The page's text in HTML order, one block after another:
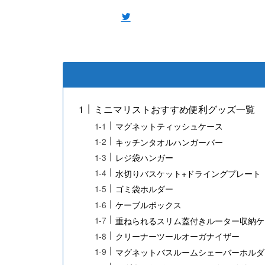
ミニマリストおすすめ便利グッズ一覧
マグネットティッシュケース
キッチンタオルハンガーバー
レジ袋ハンガー
水切りバスケット+ドライングプレート
ゴミ袋ホルダー
ケーブルボックス
重ねられるスリム蓋付きルーター収納
クリーナーツールオーガナイザー
マグネットバスルームシェーバーホル